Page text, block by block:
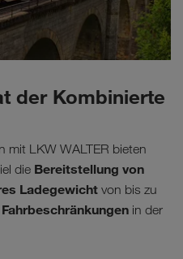
der Kombinierte
mit LKW WALTER bieten
die Bereitstellung von
Ladegewicht von bis zu
in der